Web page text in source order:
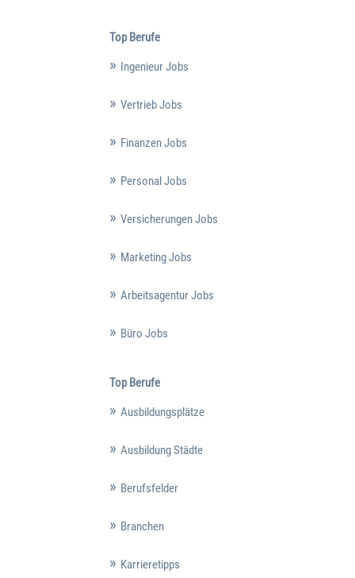
Top Berufe
Ingenieur Jobs
Vertrieb Jobs
Finanzen Jobs
Personal Jobs
Versicherungen Jobs
Marketing Jobs
Arbeitsagentur Jobs
Büro Jobs
Top Berufe
Ausbildungsplätze
Ausbildung Städte
Berufsfelder
Branchen
Karrieretipps